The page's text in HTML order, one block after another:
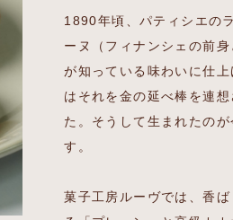
1890年頃、パティシエの
ーヌ（フィナンシェの前
が知っている味わいに仕
はそれを金の延べ棒を連
た。そうして生まれたの
す。
菓子工房ルーヴでは、香